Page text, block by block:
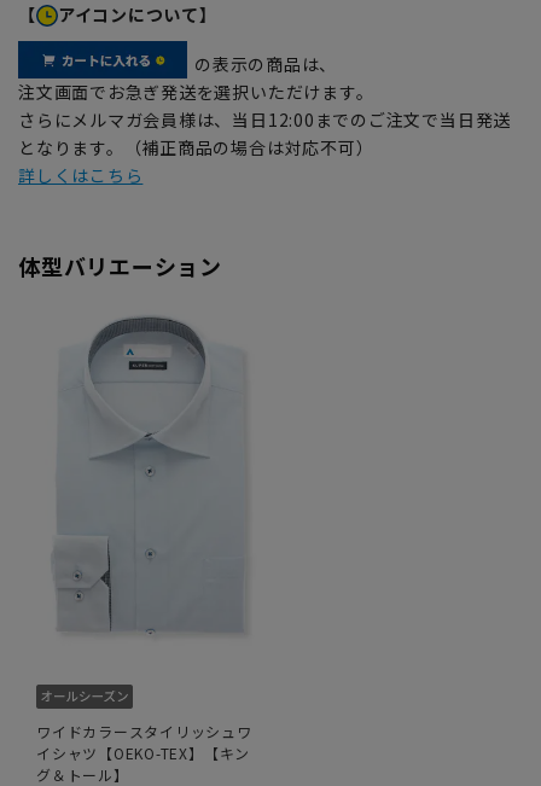
【 アイコンについて】
の表示の商品は、
注文画面でお急ぎ発送を選択いただけます。
さらにメルマガ会員様は、当日12:00までのご注文で当日発送
となります。（補正商品の場合は対応不可）
詳しくはこちら
体型バリエーション
ワイドカラースタイリッシュワ
イシャツ【OEKO-TEX】【キン
グ＆トール】